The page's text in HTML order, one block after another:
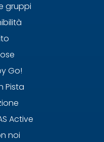
gruppi
Go!
Pista
Active
noi